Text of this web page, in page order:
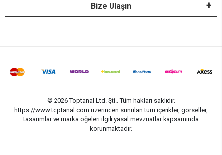
Bize Ulaşın
© 2026 Toptanal Ltd. Şti.. Tüm hakları saklıdır.
https://www.toptanal.com üzerinden sunulan tüm içerikler, görseller,
tasarımlar ve marka öğeleri ilgili yasal mevzuatlar kapsamında
korunmaktadır.